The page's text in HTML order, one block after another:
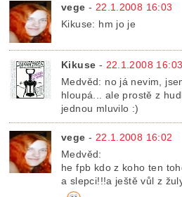
vege - 22.1.2008 16:03
Kikuse: hm jo je
Kikuse - 22.1.2008 16:03
Medvěd: no já nevim,
hloupá... ale prostě z
jednou mluvilo :)
vege - 22.1.2008 16:02
Medvěd:
he fpb kdo z koho ten
a slepci!!!a ještě vůl z